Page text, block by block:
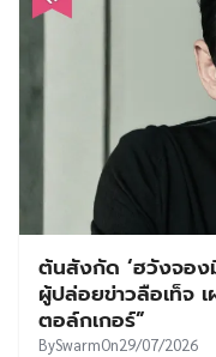
ต้นสังกัด ‘ฮวังจอง
ผู้ปล่อยข่าวลือเท็จ
ตอล์กเกอร์”
BySwarmOn29/07/2026